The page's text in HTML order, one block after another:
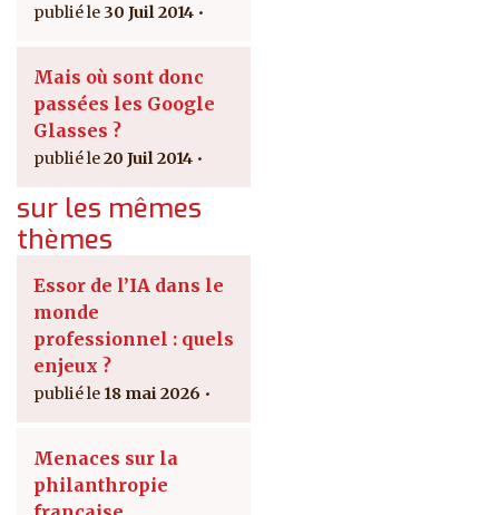
30 Juil 2014
Mais où sont donc
passées les Google
Glasses ?
20 Juil 2014
sur les mêmes
thèmes
Essor de l’IA dans le
monde
professionnel : quels
enjeux ?
18 mai 2026
Menaces sur la
philanthropie